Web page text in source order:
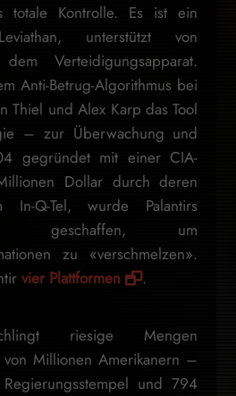
totale Kontrolle. Es ist ein
unterstützt von
Verteidigungsapparat.
Anti-Betrug-Algorithmus bei
Thiel und Alex Karp das Tool
– zur Überwachung und
gegründet mit einer CIA-
Dollar durch deren
In-Q-Tel, wurde Palantirs
geschaffen, um
zu «verschmelzen».
vier Plattformen .
riesige Mengen
Millionen Amerikanern –
und 794